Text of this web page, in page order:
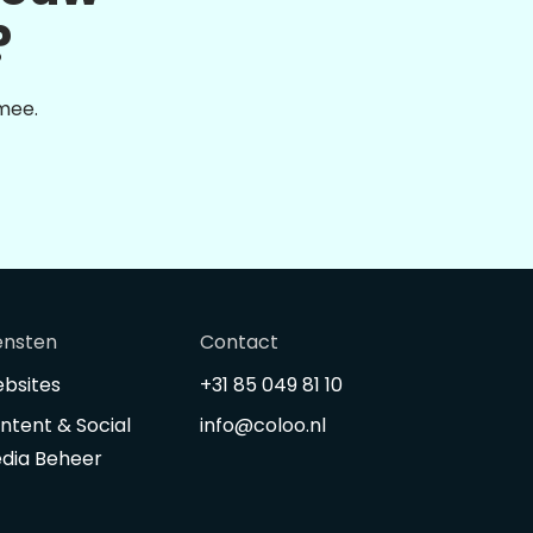
Contact
+31 85 049 81 10
info@coloo.nl
& Social
Beheer